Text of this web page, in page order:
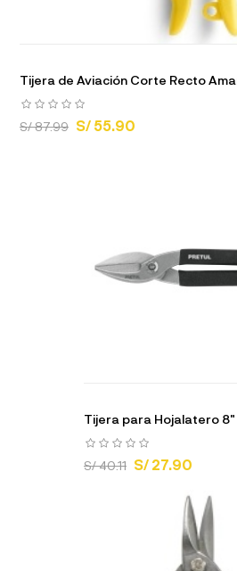
Tijera de Aviación Corte Recto
S/ 87.99 S/ 55.90
Tijera para Hojalatero
S/ 40.11 S/ 27.90